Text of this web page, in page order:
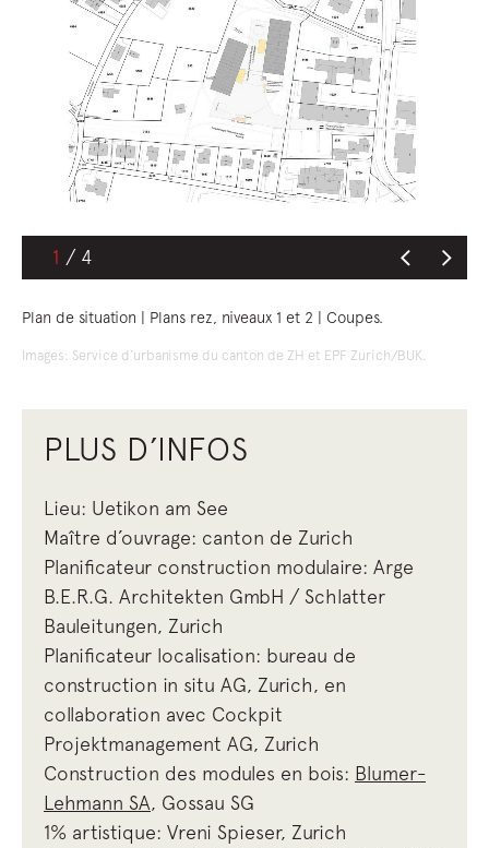
1
Plan de situation | Plans rez, niveaux 1 et 2 | Coupes.
Images: Service d’urbanisme du canton de ZH et EPF Zurich/BUK.
PLUS D’INFOS
Lieu: Uetikon am See
Maître d’ouvrage: canton de Zurich
Planificateur construction modulaire: Arge
B.E.R.G. Architekten GmbH / Schlatter
Bauleitungen, Zurich
Planificateur localisation: bureau de
construction in situ AG, Zurich, en
collaboration avec Cockpit
Projektmanagement AG, Zurich
Construction des modules en bois: Blumer-
Lehmann SA, Gossau SG
1% artistique: Vreni Spieser, Zurich